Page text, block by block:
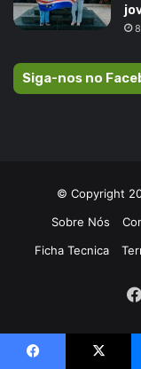
Siga-nos no
© Copyright
Sobre Nós
Ficha Tecnica